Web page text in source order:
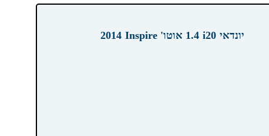
יונדאי i20 1.4 אוטו' Inspire 2014